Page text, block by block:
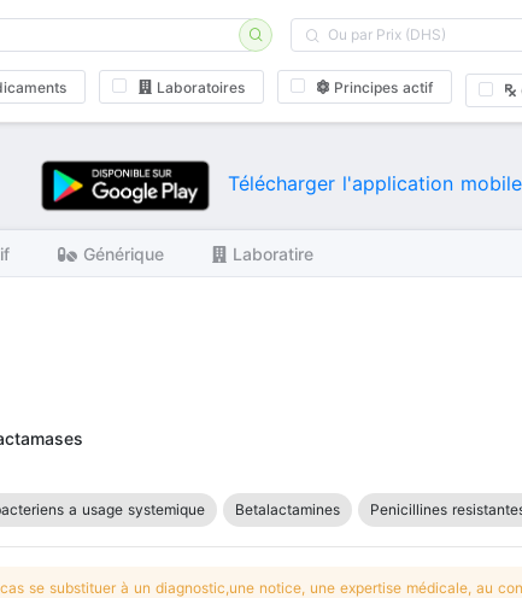
Laboratoires Principes actif
Télécharger l'application mobile
Générique Laboratire
a usage systemique Betalactamines Penicillines
se substituer à un diagnostic,une notice, une expertise médicale, au